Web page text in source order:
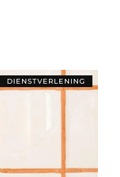
DIENSTVERLENING